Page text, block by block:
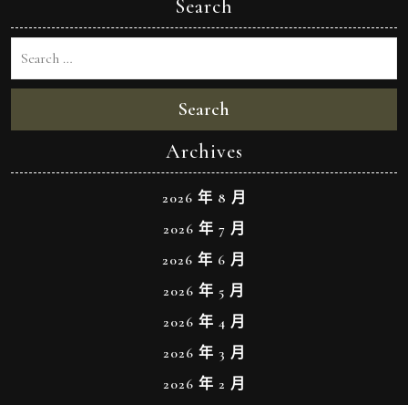
Search
Search
Archives
2026 年 8 月
2026 年 7 月
2026 年 6 月
2026 年 5 月
2026 年 4 月
2026 年 3 月
2026 年 2 月